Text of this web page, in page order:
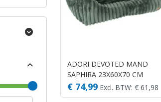
ADORI DEVOTED MAND
SAPHIRA 23X60X70 CM
DONKERGROEN
€ 74,99 Excl. BTW: € 61,98